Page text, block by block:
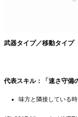
武器タイプ／移動タイプ
代表スキル：「速さ守備
味方と隣接している